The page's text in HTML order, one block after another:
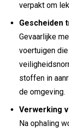
verpakt om
Gescheiden
Gevaarlijke
voertuigen
stoffen in
de omgeving.
Verwerking
Na ophaling